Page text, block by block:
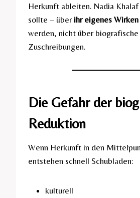
Herkunft ableiten. Nadia
sollte – über ihr eigenes Wirken
werden, nicht über biografische
Zuschreibungen.
Die Gefahr der
Reduktion
Wenn Herkunft in den
entstehen schnell Schubladen:
kulturell